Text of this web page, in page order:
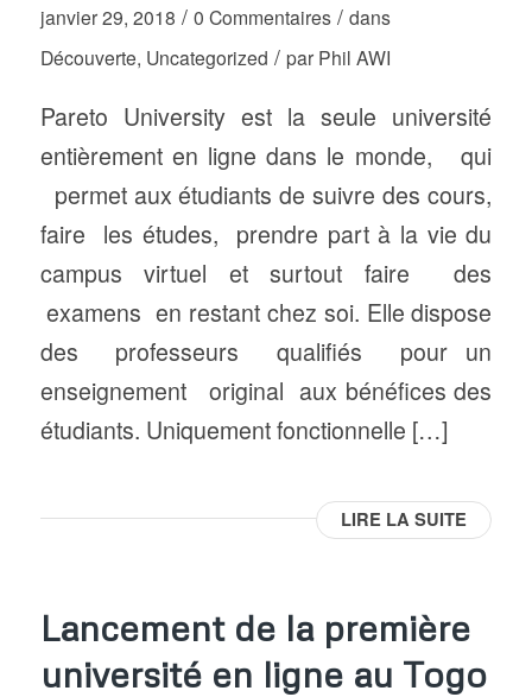
janvier 29, 2018 / 0 Commentaires / dans
Découverte, Uncategorized / par Phil AWI
Pareto University est la seule université
entièrement en ligne dans le monde, qui
permet aux étudiants de suivre des cours,
faire les études, prendre part à la vie du
campus virtuel et surtout faire des
examens en restant chez soi. Elle dispose
des professeurs qualifiés pour un
enseignement original aux bénéfices des
étudiants. Uniquement fonctionnelle […]
LIRE LA SUITE
Lancement de la première
université en ligne au Togo